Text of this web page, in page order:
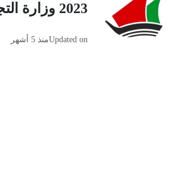
2023 وزارة التجارة
Updated onمنذ 5 أشهر